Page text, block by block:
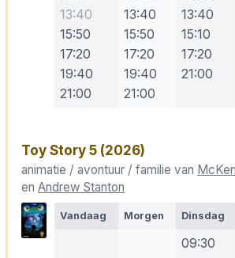
13:40
15:50
17:20
19:40
21:00
13:40
15:50
17:20
19:40
21:00
13:40
15:10
17:20
21:00
Toy Story 5 (2026)
animatie / avontuur / familie van
en Andrew Stanton
Vandaag Morgen Dinsdag
09:30